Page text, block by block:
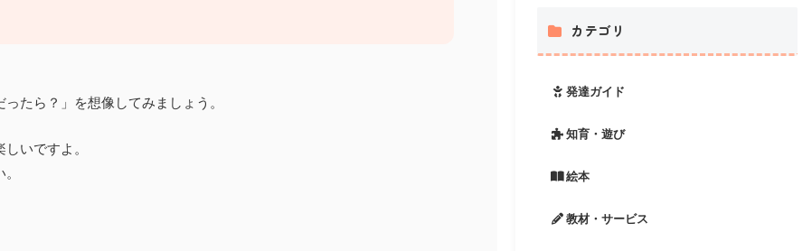
たら？」を想像してみましょう。
いですよ。
カテゴリ
発達ガイド
知育・遊び
絵本
教材・サービス